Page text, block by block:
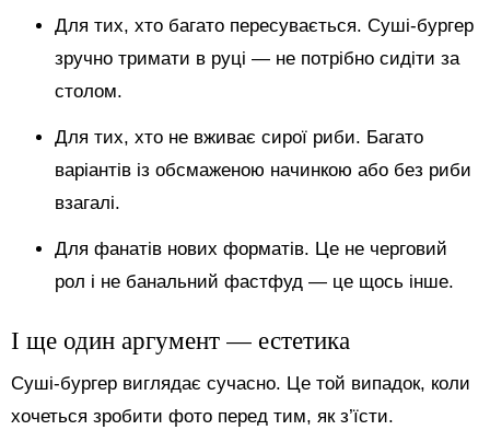
Для тих, хто багато пересувається. Суші-бургер
зручно тримати в руці — не потрібно сидіти за
столом.
Для тих, хто не вживає сирої риби. Багато
варіантів із обсмаженою начинкою або без риби
взагалі.
Для фанатів нових форматів. Це не черговий
рол і не банальний фастфуд — це щось інше.
І ще один аргумент — естетика
Суші-бургер виглядає сучасно. Це той випадок, коли
хочеться зробити фото перед тим, як з’їсти.